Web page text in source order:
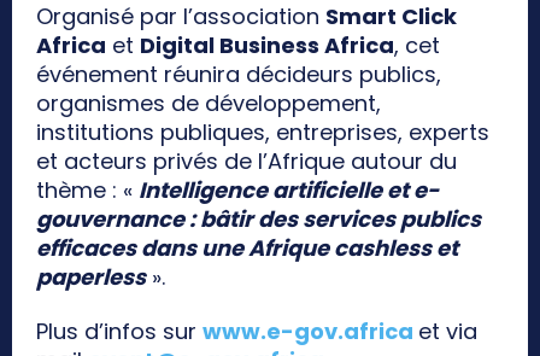
Organisé par l’association Smart Click
Africa et Digital Business Africa, cet
événement réunira décideurs publics,
organismes de développement,
institutions publiques, entreprises, experts
et acteurs privés de l’Afrique autour du
thème : « Intelligence artificielle et e-
gouvernance : bâtir des services publics
efficaces dans une Afrique cashless et
paperless».
Plus d’infos sur www.e-gov.africa et via